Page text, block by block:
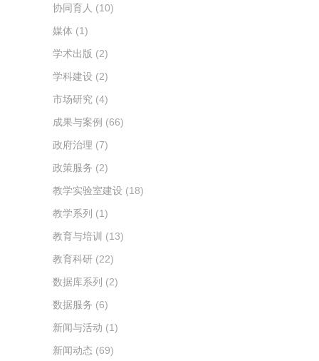
协同育人 (10)
媒体 (1)
学术出版 (2)
学科建设 (2)
市场研究 (4)
成果与案例 (66)
政府治理 (7)
政策服务 (2)
教学实验室建设 (18)
教学系列 (1)
教育与培训 (13)
教育科研 (22)
数据库系列 (2)
数据服务 (6)
新闻与活动 (1)
新闻动态 (69)